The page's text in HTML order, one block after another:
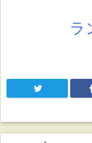
ラ